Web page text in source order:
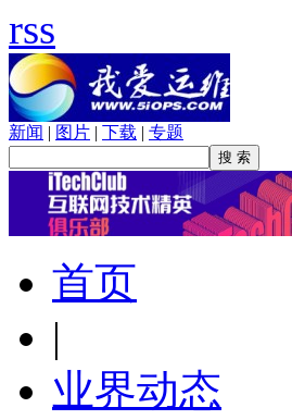
rss
新闻 | 图片 | 下载 | 专题
首页
|
业界动态